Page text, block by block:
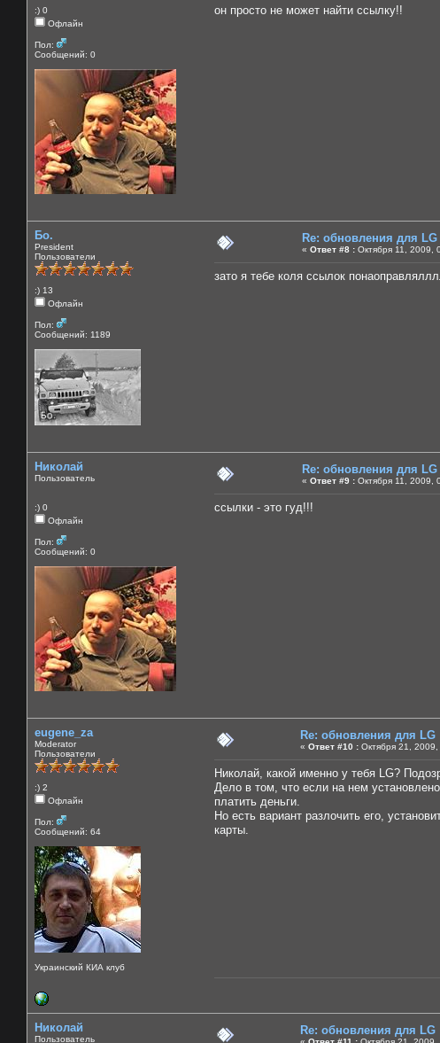
:) 0
Офлайн
Пол:
Сообщений: 0
он просто не может найти ссылку!!
Бо.
President
Пользователи
:) 13
Офлайн
Пол:
Сообщений: 1189
Re: обновления для LG
« Ответ #8 : Октября 11, 2009,
зато я тебе коля ссылок
Николай
Пользователь
:) 0
Офлайн
Пол:
Сообщений: 0
Re: обновления для LG
« Ответ #9 : Октября 11, 2009,
ссылки - это гуд!!!
eugene_za
Moderator
Пользователи
:) 2
Офлайн
Пол:
Сообщений: 64
Украинский КИА клуб
Re: обновления для LG
« Ответ #10 : Октября 21,
Николай, какой именно у тебя LG?
Дело в том, что если на нем
платить деньги.
Но есть вариант разлочить его,
карты.
Николай
Пользователь
Re: обновления для LG